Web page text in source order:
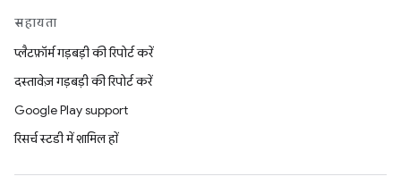
सहायता
प्लैटफ़ॉर्म गड़बड़ी की रिपोर्ट करें
दस्तावेज़ गड़बड़ी की रिपोर्ट करें
Google Play support
रिसर्च स्टडी में शामिल हों